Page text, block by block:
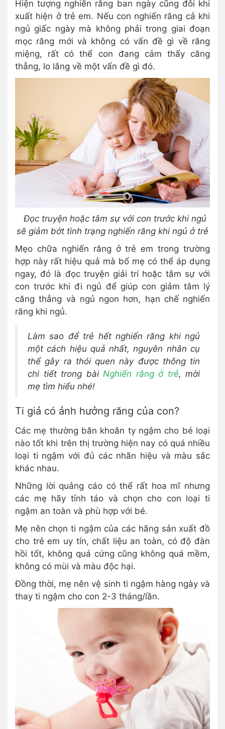
Hiện tượng nghiến răng ban ngày cũng đôi khi
xuất hiện ở trẻ em. Nếu con nghiến răng cả khi
ngủ giấc ngày mà không phải trong giai đoạn
mọc răng mới và không có vấn đề gì về răng
miệng, rất có thể con đang cảm thấy căng
thẳng, lo lắng về một vấn đề gì đó.
Đọc truyện hoặc tâm sự với con trước khi ngủ
sẽ giảm bớt tình trạng nghiến răng khi ngủ ở trẻ
Mẹo chữa nghiến răng ở trẻ em trong trường
hợp này rất hiệu quả mà bố mẹ có thể áp dụng
ngay, đó là đọc truyện giải trí hoặc tâm sự với
con trước khi đi ngủ để giúp con giảm tâm lý
căng thẳng và ngủ ngon hơn, hạn chế nghiến
răng khi ngủ.
Làm sao để trẻ hết nghiến răng khi ngủ
một cách hiệu quả nhất, nguyên nhân cụ
thể gây ra thói quen này được thông tin
chi tiết trong bài Nghiến răng ở trẻ, mời
mẹ tìm hiểu nhé!
Ti giả có ảnh hưởng răng của con?
Các mẹ thường băn khoăn ty ngậm cho bé loại
nào tốt khi trên thị trường hiện nay có quá nhiều
loại ti ngậm với đủ các nhãn hiệu và màu sắc
khác nhau.
Những lời quảng cáo có thể rất hoa mĩ nhưng
các mẹ hãy tỉnh táo và chọn cho con loại ti
ngậm an toàn và phù hợp với bé.
Mẹ nên chọn ti ngậm của các hãng sản xuất đồ
cho trẻ em uy tín, chất liệu an toàn, có độ đàn
hồi tốt, không quá cứng cũng không quá mềm,
không có mùi và màu độc hại.
Đồng thời, mẹ nên vệ sinh ti ngậm hàng ngày và
thay ti ngậm cho con 2-3 tháng/lần.